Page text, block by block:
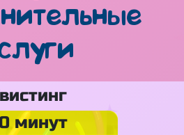
минут